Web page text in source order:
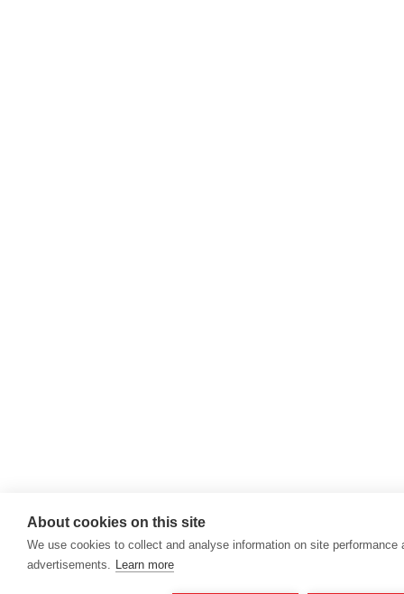
About cookies on this site
We use cookies to collect and analyse information on site
advertisements. Learn more